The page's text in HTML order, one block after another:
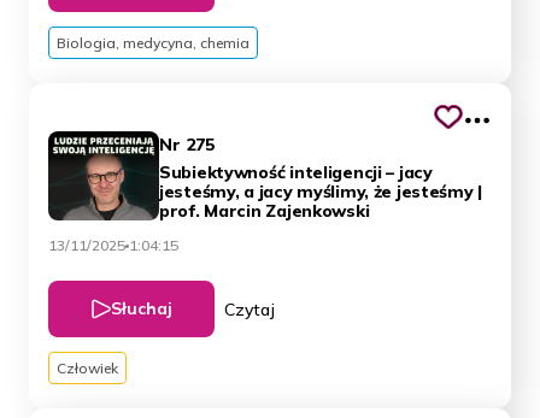
Biologia, medycyna, chemia
Nr 275
Subiektywność inteligencji – jacy
jesteśmy, a jacy myślimy, że jesteśmy |
prof. Marcin Zajenkowski
13/11/2025 1:04:15
Słuchaj Czytaj
Człowiek